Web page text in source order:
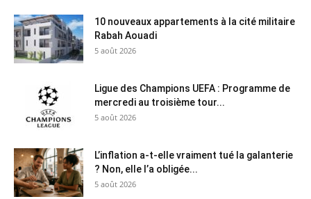
10 nouveaux appartements à la cité militaire
Rabah Aouadi
5 août 2026
Ligue des Champions UEFA : Programme de
mercredi au troisième tour...
5 août 2026
L’inflation a-t-elle vraiment tué la galanterie
? Non, elle l’a obligée...
5 août 2026